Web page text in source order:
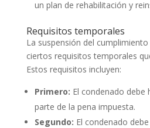
un plan de rehabilitación y
Requisitos temporales
La suspensión del
ciertos requisitos temporales
Estos requisitos incluyen:
Primero: El condenado debe
parte de la pena impuesta.
Segundo: El condenado